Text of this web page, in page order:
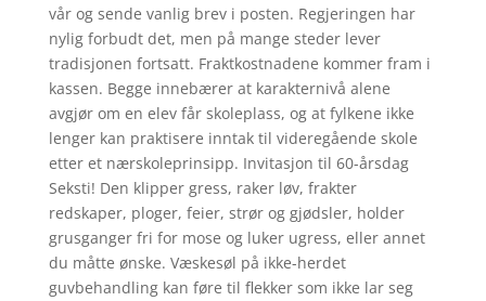
vår og sende vanlig brev i posten. Regjeringen har
nylig forbudt det, men på mange steder lever
tradisjonen fortsatt. Fraktkostnadene kommer fram i
kassen. Begge innebærer at karakternivå alene
avgjør om en elev får skoleplass, og at fylkene ikke
lenger kan praktisere inntak til videregående skole
etter et nærskoleprinsipp. Invitasjon til 60-årsdag
Seksti! Den klipper gress, raker løv, frakter
redskaper, ploger, feier, strør og gjødsler, holder
grusganger fri for mose og luker ugress, eller annet
du måtte ønske. Væskesøl på ikke-herdet
guvbehandling kan føre til flekker som ikke lar seg